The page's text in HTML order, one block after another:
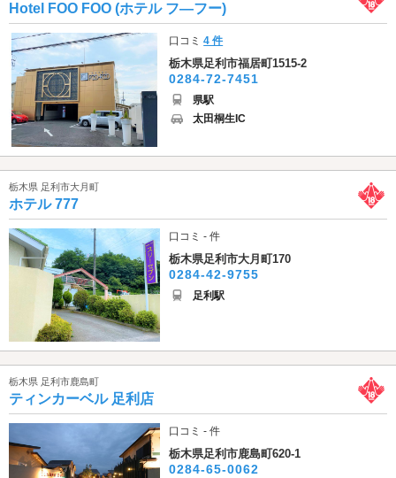
Hotel FOO FOO (ホテル フ―フー)
口コミ4 件
栃木県足利市福居町1515-2
0284-72-7451
県駅
太田桐生IC
栃木県 足利市大月町
ホテル 777
口コミ - 件
栃木県足利市大月町170
0284-42-9755
足利駅
栃木県 足利市鹿島町
ティンカーベル 足利店
口コミ - 件
栃木県足利市鹿島町620-1
0284-65-0062